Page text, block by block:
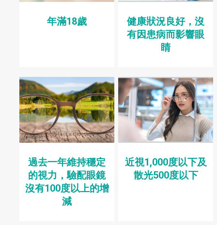
年滿18歲
健康狀況良好，沒
有因患病而影響眼
睛
過去一年維持穩定
的視力，驗配眼鏡
沒有100度以上的增
減
近視1,000度以下及
散光500度以下